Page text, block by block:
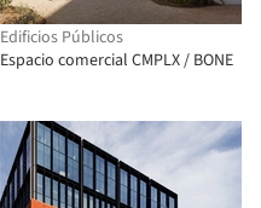
Edificios Públicos
Espacio comercial CMPLX / BONE